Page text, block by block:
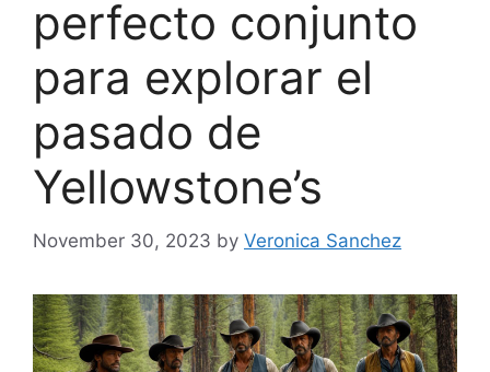
perfecto conjunto
para explorar el
pasado de
Yellowstone’s
November 30, 2023 by Veronica Sanchez